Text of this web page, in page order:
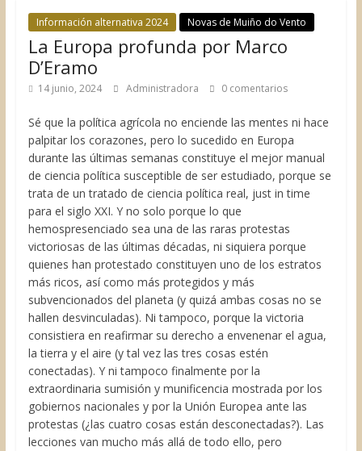
Información alternativa 2024 Novas de Muiño do Vento
La Europa profunda por Marco
D’Eramo
14 junio, 2024 Administradora 0 comentarios
Sé que la política agrícola no enciende las mentes ni hace
palpitar los corazones, pero lo sucedido en Europa
durante las últimas semanas constituye el mejor manual
de ciencia política susceptible de ser estudiado, porque se
trata de un tratado de ciencia política real, just in time
para el siglo XXI. Y no solo porque lo que
hemospresenciado sea una de las raras protestas
victoriosas de las últimas décadas, ni siquiera porque
quienes han protestado constituyen uno de los estratos
más ricos, así como más protegidos y más
subvencionados del planeta (y quizá ambas cosas no se
hallen desvinculadas). Ni tampoco, porque la victoria
consistiera en reafirmar su derecho a envenenar el agua,
la tierra y el aire (y tal vez las tres cosas estén
conectadas). Y ni tampoco finalmente por la
extraordinaria sumisión y munificencia mostrada por los
gobiernos nacionales y por la Unión Europea ante las
protestas (¿las cuatro cosas están desconectadas?). Las
lecciones van mucho más allá de todo ello, pero